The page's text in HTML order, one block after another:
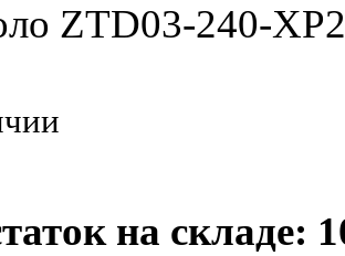
ZTD03-240-
на складе: